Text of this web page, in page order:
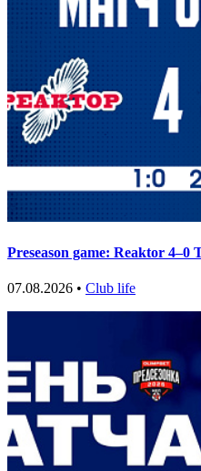
Preseason game: Reaktor 4–0
07.08.2026 • Club life